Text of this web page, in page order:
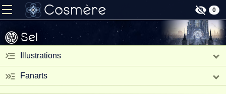
Cosmère 0
Sel
Illustrations
Fanarts